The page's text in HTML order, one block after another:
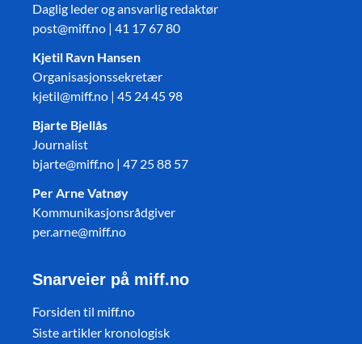
Daglig leder og ansvarlig redaktør
post@miff.no | 41 17 67 80
Kjetil Ravn Hansen
Organisasjonssekretær
kjetil@miff.no | 45 24 45 98
Bjarte Bjellås
Journalist
bjarte@miff.no | 47 25 88 57
Per Arne Vatnøy
Kommunikasjonsrådgiver
per.arne@miff.no
Snarveier på miff.no
Forsiden til miff.no
Siste artikler kronologisk